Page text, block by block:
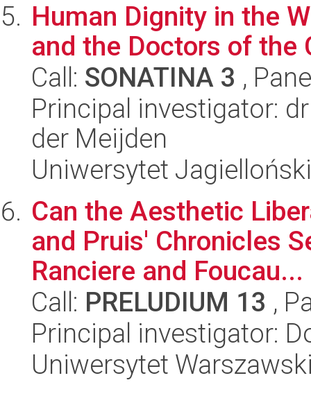
Human Dignity in the
and the Doctors of the
Call: SONATINA 3 ,
Principal investigator:
der Meijden
Uniwersytet
Can the Aesthetic
and Pruis' Chronicles
Ranciere and Foucau...
Call: PRELUDIUM 13 ,
Principal investigator:
Uniwersytet